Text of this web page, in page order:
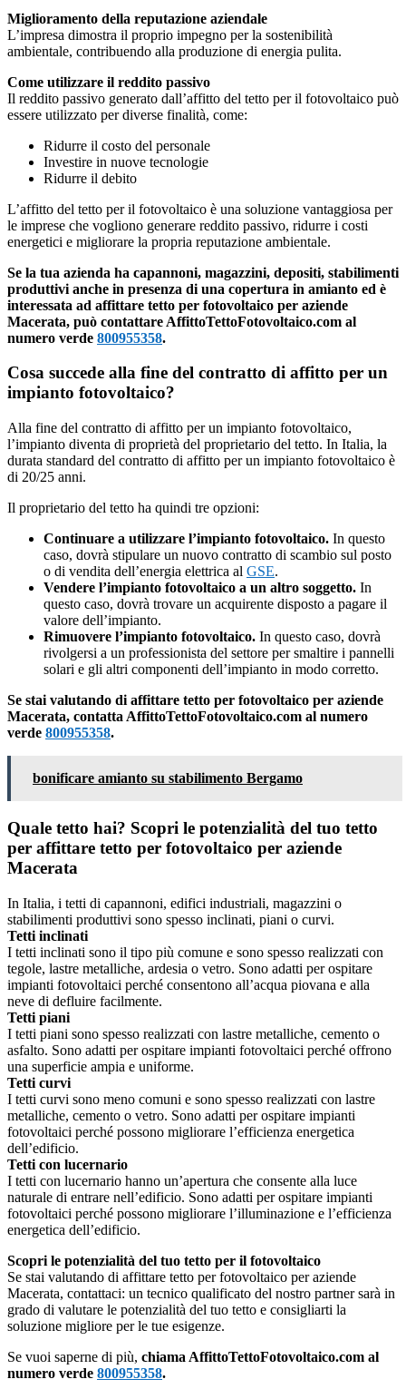
Miglioramento della reputazione aziendale
L’impresa dimostra il proprio impegno per la sostenibilità
ambientale, contribuendo alla produzione di energia pulita.
Come utilizzare il reddito passivo
Il reddito passivo generato dall’affitto del tetto per il fotovoltaico può
essere utilizzato per diverse finalità, come:
Ridurre il costo del personale
Investire in nuove tecnologie
Ridurre il debito
L’affitto del tetto per il fotovoltaico è una soluzione vantaggiosa per
le imprese che vogliono generare reddito passivo, ridurre i costi
energetici e migliorare la propria reputazione ambientale.
Se la tua azienda ha capannoni, magazzini, depositi, stabilimenti
produttivi anche in presenza di una copertura in amianto ed è
interessata ad affittare tetto per fotovoltaico per aziende
Macerata, può contattare AffittoTettoFotovoltaico.com al
numero verde 800955358.
Cosa succede alla fine del contratto di affitto per un
impianto fotovoltaico?
Alla fine del contratto di affitto per un impianto fotovoltaico,
l’impianto diventa di proprietà del proprietario del tetto. In Italia, la
durata standard del contratto di affitto per un impianto fotovoltaico è
di 20/25 anni.
Il proprietario del tetto ha quindi tre opzioni:
Continuare a utilizzare l’impianto fotovoltaico. In questo
caso, dovrà stipulare un nuovo contratto di scambio sul posto
o di vendita dell’energia elettrica al GSE.
Vendere l’impianto fotovoltaico a un altro soggetto. In
questo caso, dovrà trovare un acquirente disposto a pagare il
valore dell’impianto.
Rimuovere l’impianto fotovoltaico. In questo caso, dovrà
rivolgersi a un professionista del settore per smaltire i pannelli
solari e gli altri componenti dell’impianto in modo corretto.
Se stai valutando di affittare tetto per fotovoltaico per aziende
Macerata, contatta AffittoTettoFotovoltaico.com al numero
verde 800955358.
bonificare amianto su stabilimento Bergamo
Quale tetto hai? Scopri le potenzialità del tuo tetto
per affittare tetto per fotovoltaico per aziende
Macerata
In Italia, i tetti di capannoni, edifici industriali, magazzini o
stabilimenti produttivi sono spesso inclinati, piani o curvi.
Tetti inclinati
I tetti inclinati sono il tipo più comune e sono spesso realizzati con
tegole, lastre metalliche, ardesia o vetro. Sono adatti per ospitare
impianti fotovoltaici perché consentono all’acqua piovana e alla
neve di defluire facilmente.
Tetti piani
I tetti piani sono spesso realizzati con lastre metalliche, cemento o
asfalto. Sono adatti per ospitare impianti fotovoltaici perché offrono
una superficie ampia e uniforme.
Tetti curvi
I tetti curvi sono meno comuni e sono spesso realizzati con lastre
metalliche, cemento o vetro. Sono adatti per ospitare impianti
fotovoltaici perché possono migliorare l’efficienza energetica
dell’edificio.
Tetti con lucernario
I tetti con lucernario hanno un’apertura che consente alla luce
naturale di entrare nell’edificio. Sono adatti per ospitare impianti
fotovoltaici perché possono migliorare l’illuminazione e l’efficienza
energetica dell’edificio.
Scopri le potenzialità del tuo tetto per il fotovoltaico
Se stai valutando di affittare tetto per fotovoltaico per aziende
Macerata, contattaci: un tecnico qualificato del nostro partner sarà in
grado di valutare le potenzialità del tuo tetto e consigliarti la
soluzione migliore per le tue esigenze.
Se vuoi saperne di più, chiama AffittoTettoFotovoltaico.com al
numero verde 800955358.